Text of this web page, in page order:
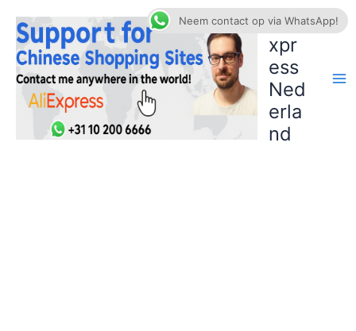
naar
inhoud
AliE
xpr
ess
Ned
erla
nd
Neem contact op via WhatsApp!